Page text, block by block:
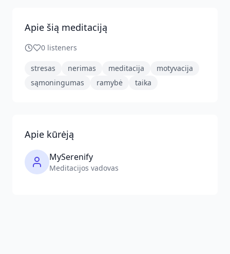
Apie šią meditaciją
0 listeners
stresas nerimas meditacija
motyvacija
sąmoningumas
ramybė taika
Apie kūrėją
MySerenify
Meditacijos vadovas